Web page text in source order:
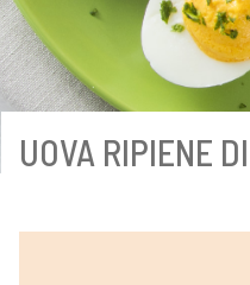
UOVA RIPIENE